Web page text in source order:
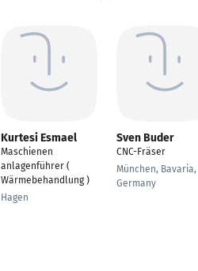
Kurtesi Esmael
Maschienen
anlagenführer (
Wärmebehandlung )
Hagen
Sven Buder
CNC-Fräser
München, Bavaria,
Germany